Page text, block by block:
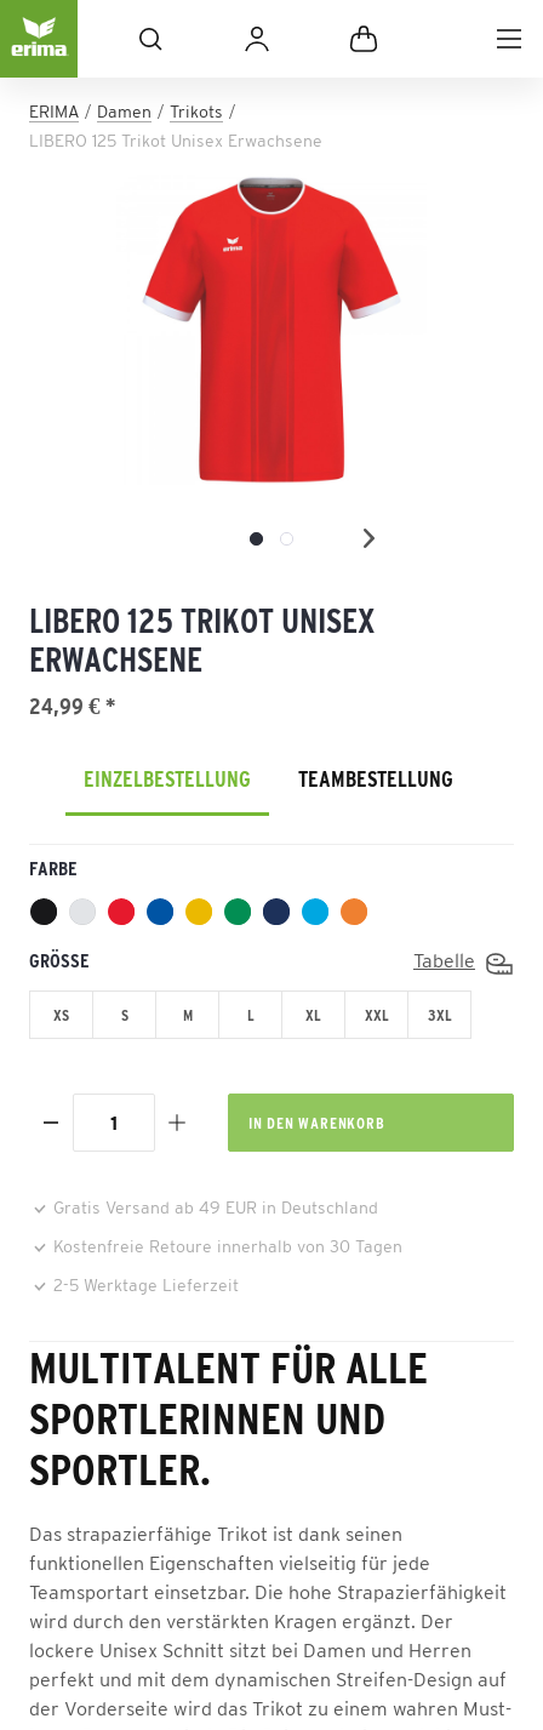
ERIMA Damen
Trikots
LIBERO 125 Trikot Unisex Erwachsene
LIBERO 125 TRIKOT UNISEX
ERWACHSENE
24,99 € *
EINZELBESTELLUNG TEAMBESTELLUNG
FARBE
GRÖSSE Tabelle
XS S M L XL XXL 3XL
IN DEN WARENKORB
Gratis Versand ab 49 EUR in Deutschland
Kostenfreie Retoure innerhalb von 30 Tagen
2-5 Werktage Lieferzeit
MULTITALENT FÜR ALLE
SPORTLERINNEN UND
SPORTLER.
Das strapazierfähige Trikot ist dank seinen
funktionellen Eigenschaften vielseitig für jede
Teamsportart einsetzbar. Die hohe Strapazierfähigkeit
wird durch den verstärkten Kragen ergänzt. Der
lockere Unisex Schnitt sitzt bei Damen und Herren
perfekt und mit dem dynamischen Streifen-Design auf
der Vorderseite wird das Trikot zu einem wahren Must-